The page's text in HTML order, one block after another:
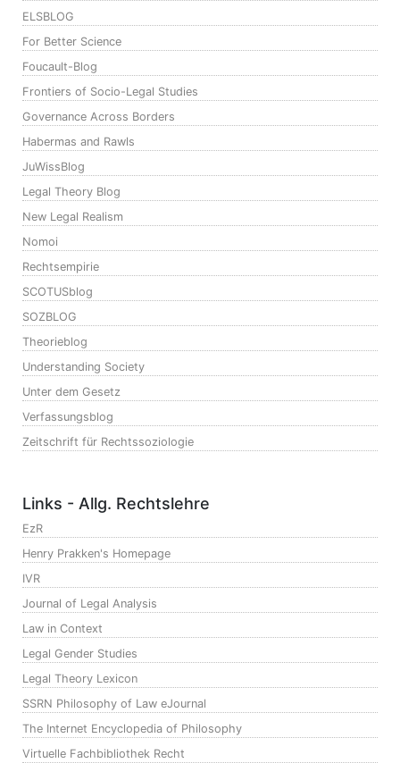
ELSBLOG
For Better Science
Foucault-Blog
Frontiers of Socio-Legal Studies
Governance Across Borders
Habermas and Rawls
JuWissBlog
Legal Theory Blog
New Legal Realism
Nomoi
Rechtsempirie
SCOTUSblog
SOZBLOG
Theorieblog
Understanding Society
Unter dem Gesetz
Verfassungsblog
Zeitschrift für Rechtssoziologie
Links - Allg. Rechtslehre
EzR
Henry Prakken's Homepage
IVR
Journal of Legal Analysis
Law in Context
Legal Gender Studies
Legal Theory Lexicon
SSRN Philosophy of Law eJournal
The Internet Encyclopedia of Philosophy
Virtuelle Fachbibliothek Recht